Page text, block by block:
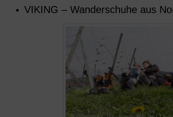
VIKING – Wanderschuhe aus